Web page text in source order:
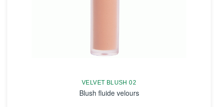
VELVET BLUSH 02
Blush fluide velours